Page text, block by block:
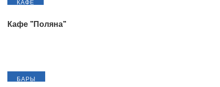
КАФЕ
Кафе "Поляна"
БАРЫ